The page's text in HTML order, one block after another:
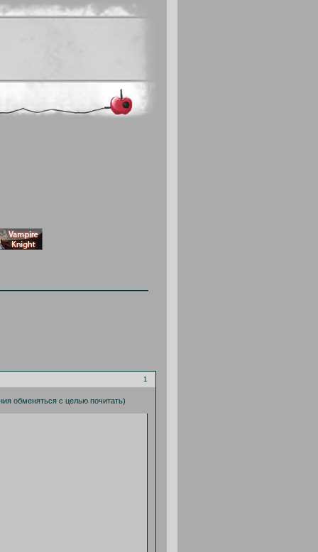
1
обменяться с целью почитать)